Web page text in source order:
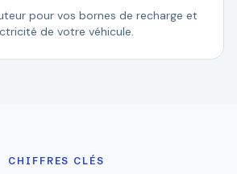
pour vos bornes de recharge et
de votre véhicule.
CHIFFRES CLÉS